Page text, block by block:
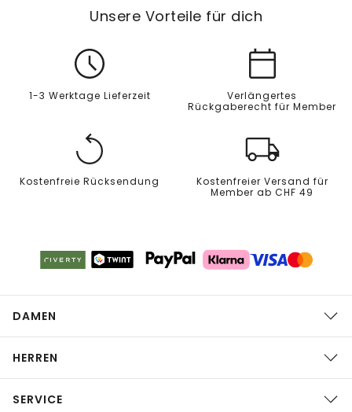
Unsere Vorteile für dich
1-3 Werktage Lieferzeit
Verlängertes
Rückgaberecht für Member
Kostenfreie Rücksendung
Kostenfreier Versand für
Member ab CHF 49
DAMEN
HERREN
SERVICE